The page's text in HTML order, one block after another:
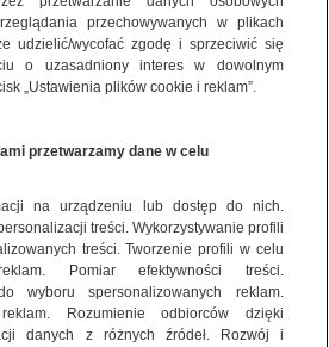
20.07.2026
FESTIWALU POLSKICH FILMÓW
FABULARNYCH…
przechowywanych w plikach
udzielić/wycofać zgodę i sprzeciwić się
o uzasadniony interes w dowolnym
„Ustawienia plików cookie i reklam”.
przetwarzamy dane w celu
na urządzeniu lub dostęp do nich.
treści. Wykorzystywanie profili
treści. Tworzenie profili w celu
Pomiar efektywności treści.
wyboru spersonalizowanych reklam.
Rozumienie odbiorców dzięki
danych z różnych źródeł. Rozwój i